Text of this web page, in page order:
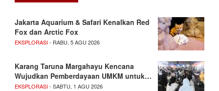
Jakarta Aquarium & Safari Kenalkan Red
Fox dan Arctic Fox
EKSPLORASI- RABU, 5 AGU 2026
Karang Taruna Margahayu Kencana
Wujudkan Pemberdayaan UMKM untuk…
EKSPLORASI- SABTU, 1 AGU 2026